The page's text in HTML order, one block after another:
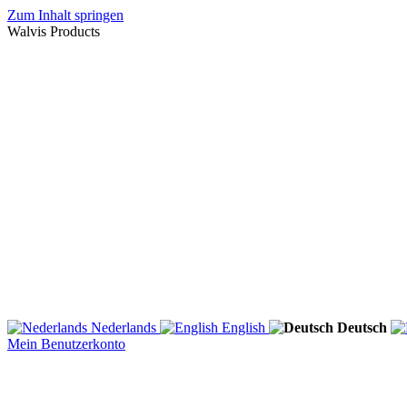
Zum Inhalt springen
Walvis Products
Nederlands English Deutsch
Mein Benutzerkonto